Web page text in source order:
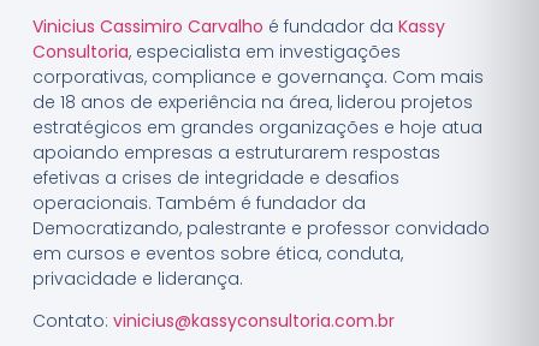
Vinicius Cassimiro Carvalho é fundador da Kassy
Consultoria, especialista em investigações
corporativas, compliance e governança. Com mais
de 18 anos de experiência na área, liderou projetos
estratégicos em grandes organizações e hoje atua
apoiando empresas a estruturarem respostas
efetivas a crises de integridade e desafios
operacionais. Também é fundador da
Democratizando, palestrante e professor convidado
em cursos e eventos sobre ética, conduta,
privacidade e liderança.
Contato: vinicius@kassyconsultoria.com.br